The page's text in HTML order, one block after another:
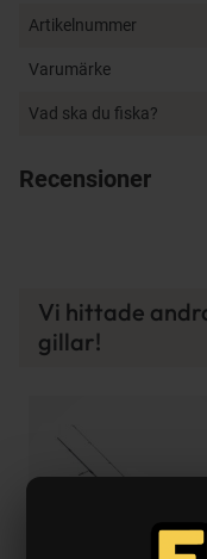
Tekniker:
Målart:
abborre
Kastvikt: 5–21 g
Artikelnummer
Varumärke
Vad ska du fiska?
Recensioner
Vi hittade
gillar!